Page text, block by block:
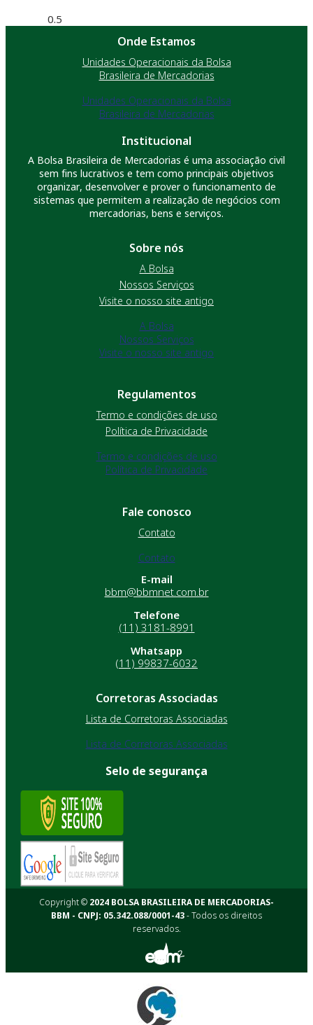
Onde Estamos
Unidades Operacionais da Bolsa
Brasileira de Mercadorias
Unidades Operacionais da Bolsa
Brasileira de Mercadorias
Institucional
A Bolsa Brasileira de Mercadorias é uma associação civil
sem fins lucrativos e tem como principais objetivos
organizar, desenvolver e prover o funcionamento de
sistemas que permitem a realização de negócios com
mercadorias, bens e serviços.
Sobre nós
A Bolsa
Nossos Serviços
Visite o nosso site antigo
A Bolsa
Nossos Serviços
Visite o nosso site antigo
Regulamentos
Termo e condições de uso
Política de Privacidade
Termo e condições de uso
Política de Privacidade
Fale conosco
Contato
Contato
E-mail
bbm@bbmnet.com.br
Telefone
(11) 3181-8991
Whatsapp
(11) 99837-6032
Corretoras Associadas
Lista de Corretoras Associadas
Lista de Corretoras Associadas
Selo de segurança
Copyright © 2024 BOLSA BRASILEIRA DE MERCADORIAS-
BBM - CNPJ: 05.342.088/0001-43- Todos os direitos
reservados.